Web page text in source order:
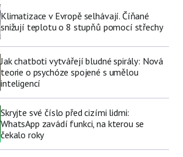
Klimatizace v Evropě selhávají. Číňané
snižují teplotu o 8 stupňů pomocí střechy
Jak chatboti vytvářejí bludné spirály: Nová
teorie o psychóze spojené s umělou
inteligencí
Skryjte své číslo před cizími lidmi:
WhatsApp zavádí funkci, na kterou se
čekalo roky